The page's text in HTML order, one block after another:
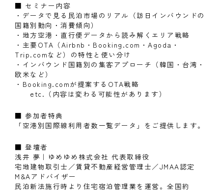
■ セミナー内容
・データで見る民泊市場のリアル（訪日インバウンドの
国籍別動向・消費傾向）
・地方空港・直行便データから読み解くエリア戦略
・主要OTA（Airbnb・Booking.com・Agoda・
Trip.comなど）の特性と使い分け
・インバウンド国籍別の集客アプローチ（韓国・台湾・
欧米など）
・Booking.comが提案するOTA戦略
etc.（内容は変わる可能性があります）
■ 参加者特典
「空港別国際線利用者数一覧データ」をご提供します。
■ 登壇者
浅井 夢｜ゆめゆめ株式会社 代表取締役
宅地建物取引士／賃貸不動産経営管理士／JMAA認定
M&Aアドバイザー
民泊新法施行時より住宅宿泊管理業を運営。全国約